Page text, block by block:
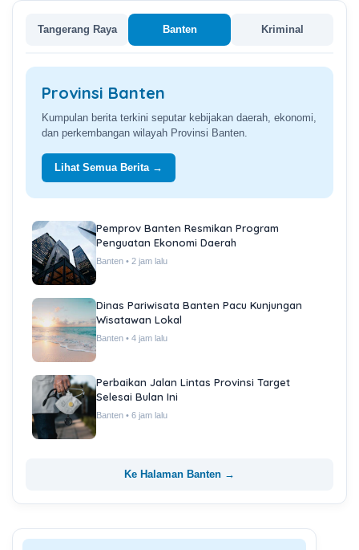
Tangerang Raya Banten Kriminal
Provinsi Banten
Kumpulan berita terkini seputar kebijakan daerah, ekonomi,
dan perkembangan wilayah Provinsi Banten.
Lihat Semua Berita →
Pemprov Banten Resmikan Program
Penguatan Ekonomi Daerah
Banten • 2 jam lalu
Dinas Pariwisata Banten Pacu Kunjungan
Wisatawan Lokal
Banten • 4 jam lalu
Perbaikan Jalan Lintas Provinsi Target
Selesai Bulan Ini
Banten • 6 jam lalu
Ke Halaman Banten →